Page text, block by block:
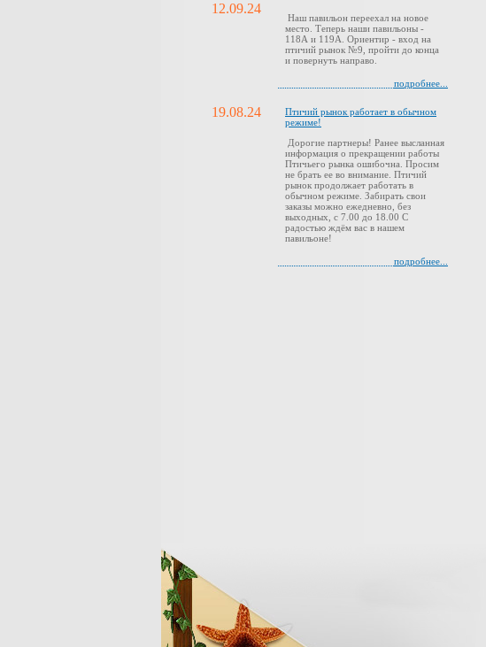
12.09.24
Наш павильон переехал на новое
место. Теперь наши павильоны -
118А и 119А. Ориентир - вход на
птичий рынок №9, пройти до конца
и повернуть направо.
подробнее...
19.08.24
Птичий рынок работает в обычном
режиме!
Дорогие партнеры! Ранее высланная
информация о прекращении работы
Птичьего рынка ошибочна. Просим
не брать ее во внимание. Птичий
рынок продолжает работать в
обычном режиме. Забирать свои
заказы можно ежедневно, без
выходных, с 7.00 до 18.00 С
радостью ждём вас в нашем
павильоне!
подробнее...